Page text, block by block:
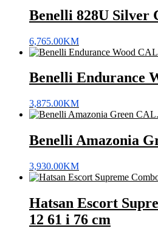
Benelli 828U Silver
6,765.00KM
Benelli Endurance
3,875.00KM
Benelli Amazonia
3,930.00KM
Hatsan Escort
12 61 i 76 cm